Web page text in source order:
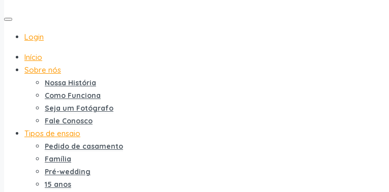
Login
Início
Sobre nós
Nossa História
Como Funciona
Seja um Fotógrafo
Fale Conosco
Tipos de ensaio
Pedido de casamento
Família
Pré-wedding
15 anos